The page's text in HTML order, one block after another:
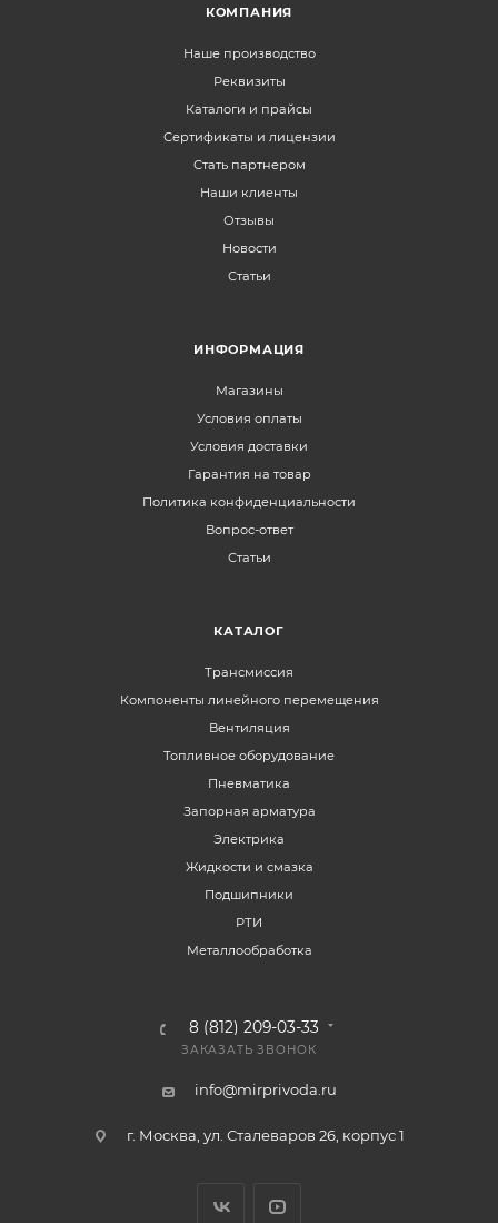
КОМПАНИЯ
Наше производство
Реквизиты
Каталоги и прайсы
Сертификаты и лицензии
Стать партнером
Наши клиенты
Отзывы
Новости
Статьи
ИНФОРМАЦИЯ
Магазины
Условия оплаты
Условия доставки
Гарантия на товар
Политика конфиденциальности
Вопрос-ответ
Статьи
КАТАЛОГ
Трансмиссия
Компоненты линейного перемещения
Вентиляция
Топливное оборудование
Пневматика
Запорная арматура
Электрика
Жидкости и смазка
Подшипники
РТИ
Металлообработка
8 (812) 209-03-33
ЗАКАЗАТЬ ЗВОНОК
info@mirprivoda.ru
г. Москва, ул. Сталеваров 26, корпус 1